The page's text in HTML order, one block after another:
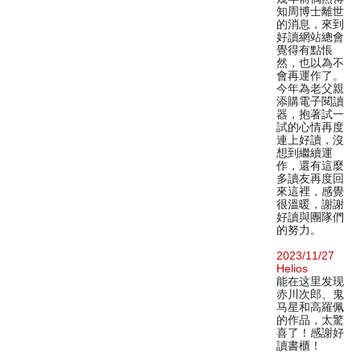
知周博士離世
的消息，來到
好讀網站總會
覺得有點悵
然，也以為不
會再運作了。
今年為老父親
添購電子閱讀
器，抱著試一
試的心情再度
連上好讀，沒
想到繼續運
作，還有這麼
多讀友再度回
來這裡，感覺
很溫暖，謝謝
好讀與團隊們
的努力。
2023/11/27
Helios
能在这里发现
赤川次郎、鬼
马星和高羅佩
的作品，太驚
喜了！感謝好
讀書櫃！